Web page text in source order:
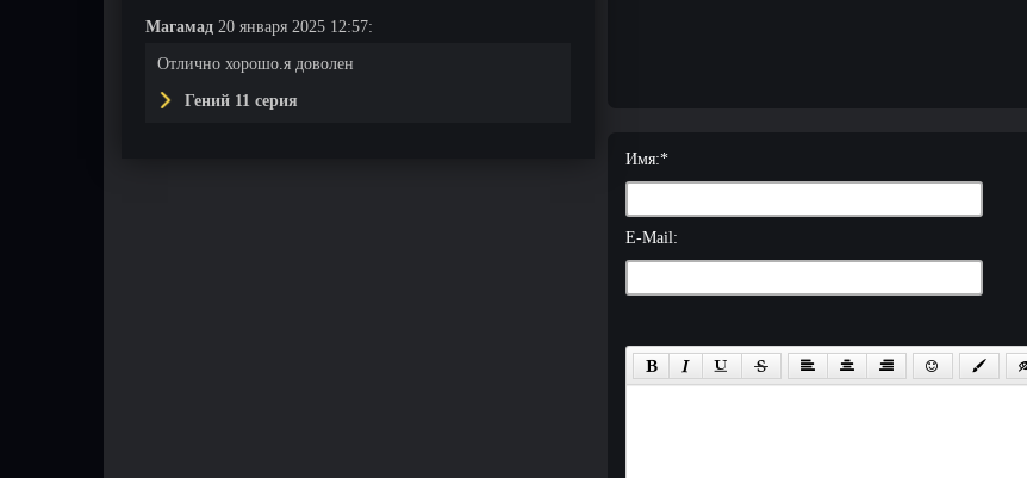
Магамад 20 января 2025 12:57:
Отлично хорошо.я доволен
Гений 11 серия
Имя:*
E-Mail: